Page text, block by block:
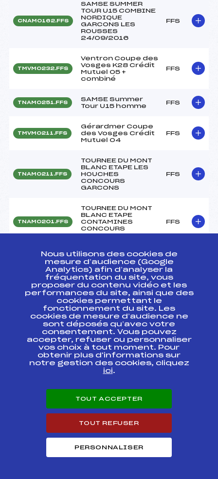
CNAM0162.FFS
SAMSE SUMMER
TOUR U15 COMBINE
NORDIQUE
GARCONS LES
ROUSSES
24/09/2016
FFS
TMVM0232.FFS
Ventron Coupe des
Vosges K28 Crédit
Mutuel 05 +
combiné
FFS
TNAM0251.FFS
SAMSE Summer
Tour U15 homme
FFS
TMVM0211.FFS
Gérardmer Coupe
des Vosges Crédit
Mutuel 04
FFS
TNAM0211.FFS
TOURNEE DU MONT
BLANC ETAPE LES
HOUCHES
CONCOURS
GARCONS
FFS
TNAM0201.FFS
TOURNEE DU MONT
BLANC ETAPE
CONTAMINES
CONCOURS
GARCONS
FFS
TNAM0181.FFS
3ème étape
tournée VO
Bussang
FFS
TNAM0171.FFS
2ème étape
tournée VO
Ventron
FFS
TNAM0161.FFS
1ère étape
tournée VO
Xonrupt
FFS
TNAM0151.FFS
GRAND PRIX D'ETE
JEUNES GARCONS
COUPE DU MONDE
FFS
CNAM0131.FFS
TOUR – 5ème Gd
Bresse Mémorial
JACOBERGER
FFS
5EME GRAND PRIX
Nous utilisons des cookies de
mesure d’audience (Google
Analytics) afin d’analyser la
fréquentation du site, vous
proposer du contenu vidéo et les
performances du site, ainsi que des
cookies permettant le
fonctionnement du site. Les
cookies de mesure d’audience ne
sont déposés qu’avec votre
consentement. Vous pouvez
accepter, refuser ou personnaliser
vos choix à tout moment. Pour
obtenir plus d'informations sur
notre gestion des cookies, cliquez
ici.
TOUT ACCEPTER
TOUT REFUSER
PERSONNALISER